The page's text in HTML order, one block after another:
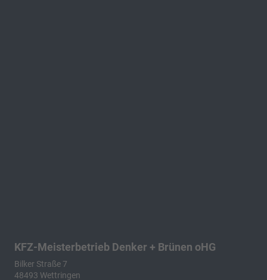
KFZ-Meisterbetrieb Denker + Brünen oHG
Bilker Straße 7
48493 Wettringen